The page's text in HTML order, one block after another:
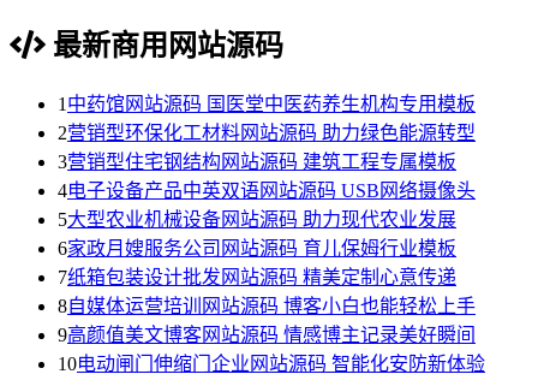
最新商用网站源码
1 中药馆网站源码 国医堂中医药养生机构专用模板
2营销型环保化工材料网站源码 助力绿色能源转型
3营销型住宅钢结构网站源码 建筑工程专属模板
4电子设备产品中英双语网站源码 USB网络摄像头
5大型农业机械设备网站源码 助力现代农业发展
6家政月嫂服务公司网站源码 育儿保姆行业模板
7纸箱包装设计批发网站源码 精美定制心意传递
8自媒体运营培训网站源码 博客小白也能轻松上手
9高颜值美文博客网站源码 情感博主记录美好瞬间
10电动闸门伸缩门企业网站源码 智能化安防新体验